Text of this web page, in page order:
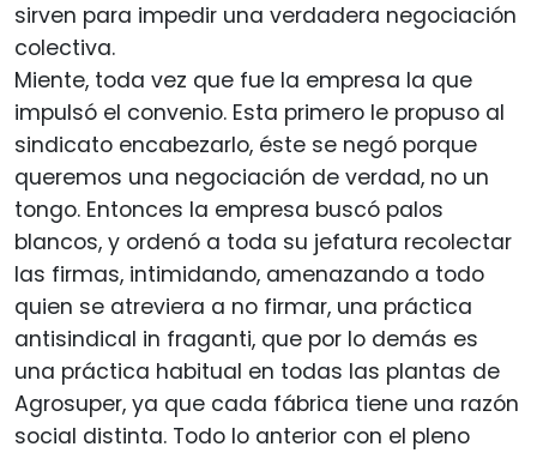
sirven para impedir una verdadera negociación
colectiva.
Miente, toda vez que fue la empresa la que
impulsó el convenio. Esta primero le propuso al
sindicato encabezarlo, éste se negó porque
queremos una negociación de verdad, no un
tongo. Entonces la empresa buscó palos
blancos, y ordenó a toda su jefatura recolectar
las firmas, intimidando, amenazando a todo
quien se atreviera a no firmar, una práctica
antisindical in fraganti, que por lo demás es
una práctica habitual en todas las plantas de
Agrosuper, ya que cada fábrica tiene una razón
social distinta. Todo lo anterior con el pleno